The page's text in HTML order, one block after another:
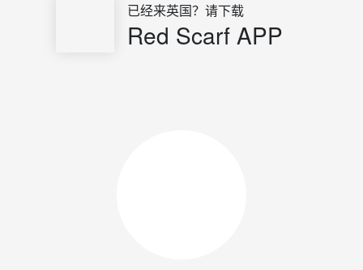
已经来英国？请下载
Red Scarf APP